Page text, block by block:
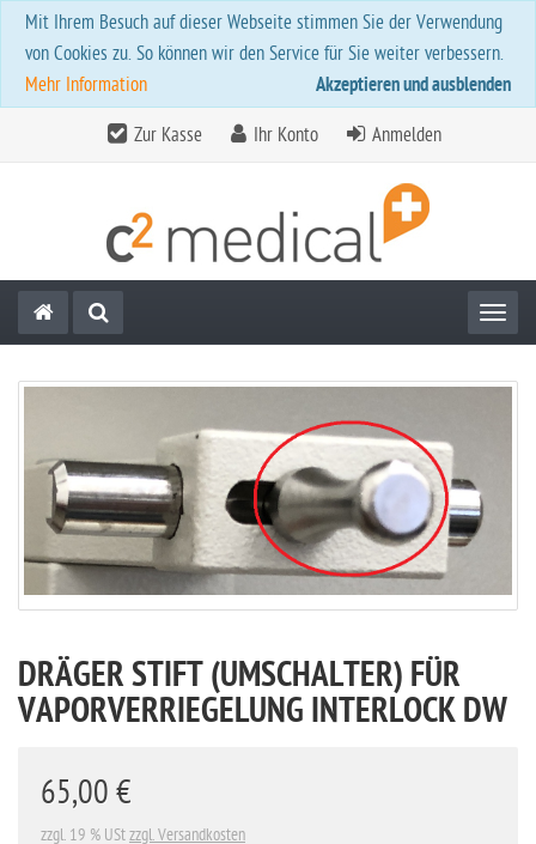
Mit Ihrem Besuch auf dieser Webseite stimmen Sie der Verwendung
von Cookies zu. So können wir den Service für Sie weiter verbessern.
Mehr Information
Akzeptieren und ausblenden
Zur Kasse Ihr Konto Anmelden
DRÄGER STIFT (UMSCHALTER) FÜR
VAPORVERRIEGELUNG INTERLOCK DW
65,00 €
zzgl. 19 % UStzzgl. Versandkosten